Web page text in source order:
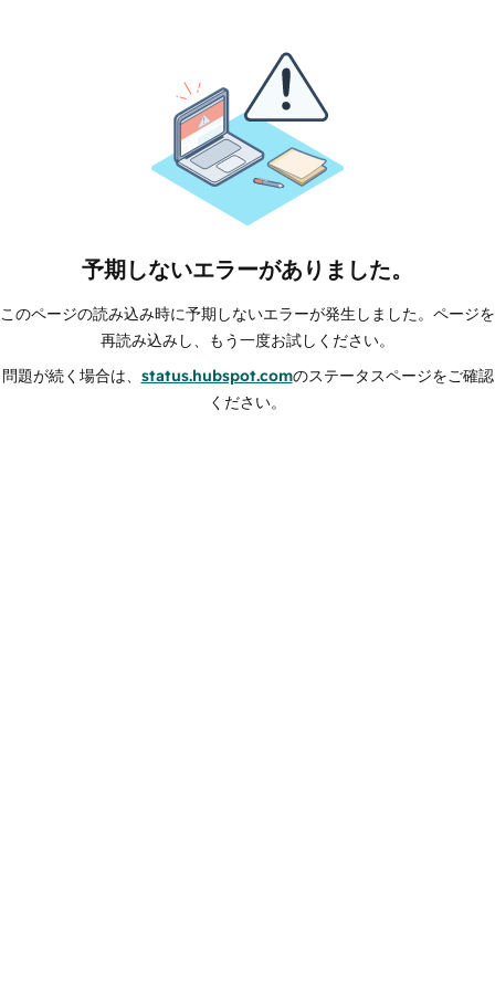
予期しないエラーがありました。
このページの読み込み時に予期しないエラーが発生しました。ページを
再読み込みし、もう一度お試しください。
問題が続く場合は、 status.hubspot.comのステータスページをご確認
ください。